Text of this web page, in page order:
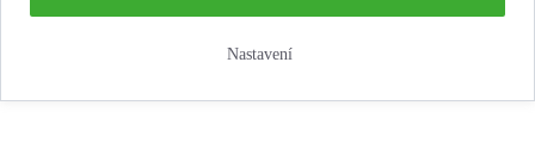
Nastavení